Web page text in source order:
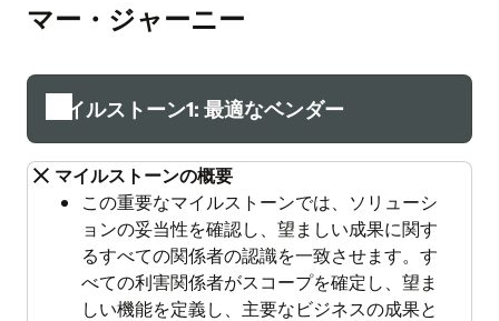
マー・ジャーニー
マイルストーン1: 最適なベンダー
マイルストーンの概要
この重要なマイルストーンでは、ソリューシ
ョンの妥当性を確認し、望ましい成果に関す
るすべての関係者の認識を一致させます。す
べての利害関係者がスコープを確定し、望ま
しい機能を定義し、主要なビジネスの成果と